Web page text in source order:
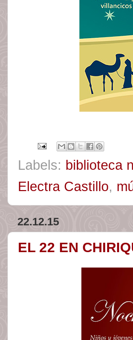
Labels: biblioteca
Electra Castillo,
22.12.15
EL 22 EN